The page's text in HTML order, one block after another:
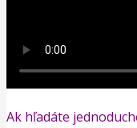
Ak hľadáte